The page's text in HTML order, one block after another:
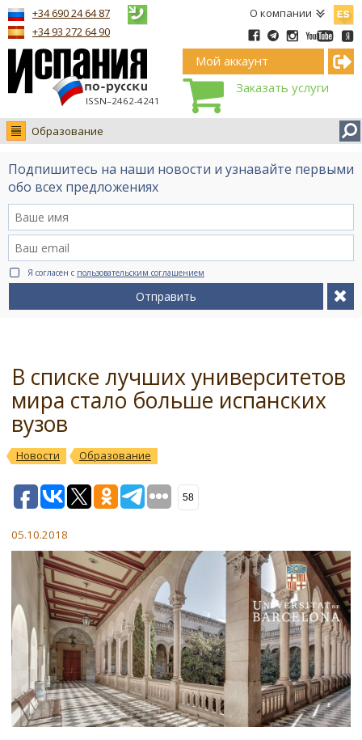
О компании
ISSN–2462-4241
+34 690 24 64 87
+34 93 272 64 90
Мой аккаунт
Заказать услуги
Образование
Новости
Интервью
Видео Ruso.TV
BCN life
Сервис на немецком
Подпишитесь на наши новости и узнавайте первыми
обо всех предложениях
Я согласен с пользовательским соглашением
Отправить
В списке лучших университетов
мира стало больше испанских
вузов
Новости Образование
58
05.10.2018